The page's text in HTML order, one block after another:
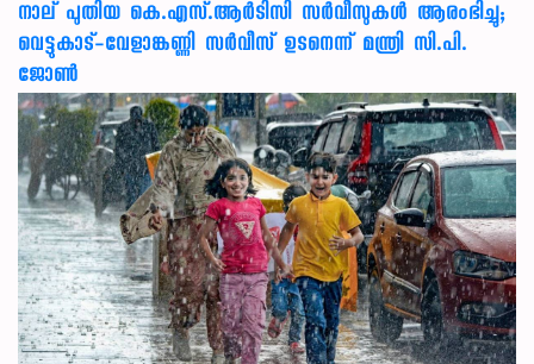
നാല് പുതിയ കെ.എസ്.ആർടിസി സർവീസുകൾ ആരംഭിച്ചു;
വെട്ടുകാട്-വേളാങ്കണ്ണി സർവീസ് ഉടനെന്ന് മന്ത്രി സി.പി.
ജോൺ